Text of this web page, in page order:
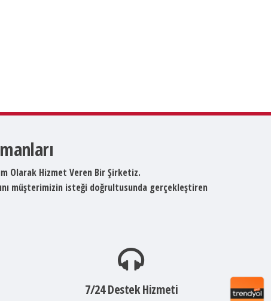
Olarak Hizmet Veren Bir Şirketiz.
müşterimizin isteği doğrultusunda gerçekleştiren
7/24 Destek Hizmeti